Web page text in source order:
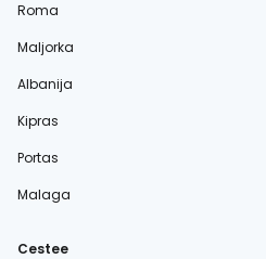
Roma
Maljorka
Albanija
Kipras
Portas
Malaga
Cestee